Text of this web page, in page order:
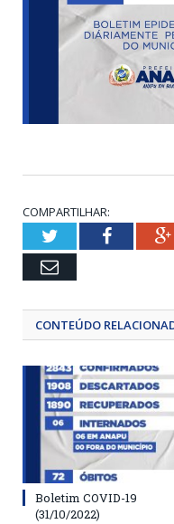
COMPARTILHAR:
TwitterFacebook
Email
CONTEÚDO
Boletim COVID-19
(31/10/2022)